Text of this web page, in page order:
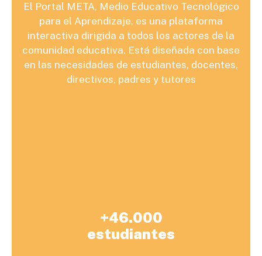
El Portal META, Medio Educativo Tecnológico
para el Aprendizaje, es una plataforma
interactiva dirigida a todos los actores de la
comunidad educativa. Está diseñada con base
en las necesidades de estudiantes, docentes,
directivos, padres y tutores
+46.000
estudiantes